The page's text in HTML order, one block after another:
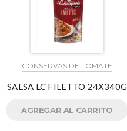
CONSERVAS DE TOMATE
SALSA LC FILETTO 24X340G
AGREGAR AL CARRITO